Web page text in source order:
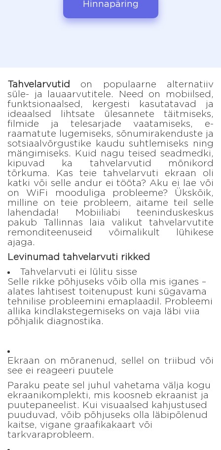
Hinnapäring
Tahvelarvutid
on populaarne alternatiiv
süle- ja lauaarvutitele. Need on mobiilsed,
funktsionaalsed, kergesti kasutatavad ja
ideaalsed lihtsate ülesannete täitmiseks,
filmide ja telesarjade vaatamiseks, e-
raamatute lugemiseks, sõnumirakenduste ja
sotsiaalvõrgustike kaudu suhtlemiseks ning
mängimiseks. Kuid nagu teised seadmedki,
kipuvad ka tahvelarvutid mõnikord
tõrkuma. Kas teie tahvelarvuti ekraan oli
katki või selle andur ei tööta? Aku ei lae või
on WiFi mooduliga probleeme? Ükskõik,
milline on teie probleem, aitame teil selle
lahendada! Mobiiliabi teeninduskeskus
pakub Tallinnas laia valikut tahvelarvutite
remonditeenuseid võimalikult lühikese
ajaga.
Levinumad tahvelarvuti rikked
Tahvelarvuti ei lülitu sisse
Selle rikke põhjuseks võib olla mis iganes –
alates lahtisest toitenupust kuni sügavama
tehnilise probleemini emaplaadil. Probleemi
allika kindlakstegemiseks on vaja läbi viia
põhjalik diagnostika.
Ekraan on mõranenud, sellel on triibud või
see ei reageeri puutele
Paraku peate sel juhul vahetama välja kogu
ekraanikomplekti, mis koosneb ekraanist ja
puutepaneelist. Kui visuaalsed kahjustused
puuduvad, võib põhjuseks olla läbipõlenud
kaitse, vigane graafikakaart või
tarkvaraprobleem.